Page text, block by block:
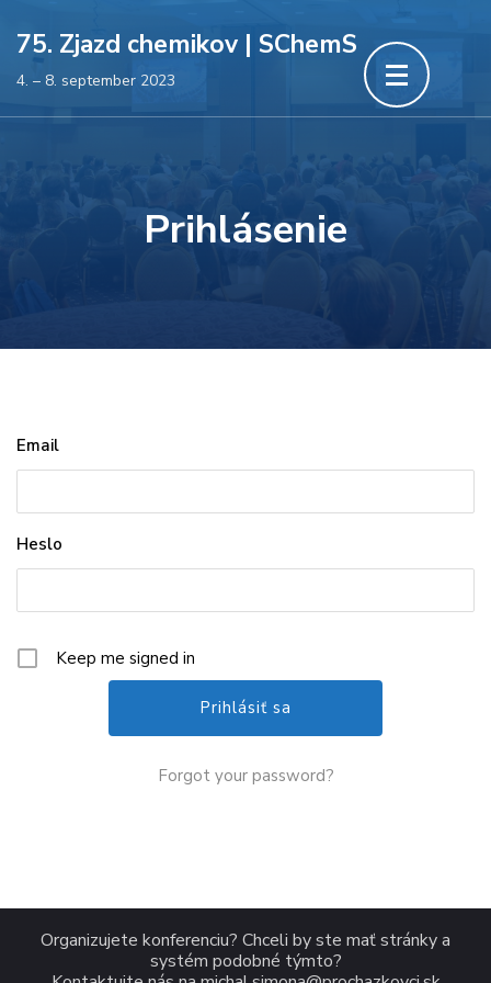
na
obsah
(stlačte
75. Zjazd chemikov | SChemS
4. – 8. september 2023
Prihlásenie
Email
Heslo
Keep me signed in
Forgot your password?
Organizujete konferenciu? Chceli by ste mať stránky a
systém podobné týmto?